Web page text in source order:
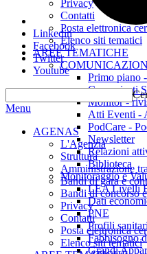
Linkedin
Facebook
Twitter
Youtube
Menu
AGENAS
L'Agenzia
Struttura
Amministrazione
Bandi di gara e
Bandi di concorso
Privacy
Contatti
Posta elettronica
Elenco siti tematici
Privacy
Contatti
Posta elettronica
Elenco siti tematici
AREE TEMATICHE
Primo piano
Comunicati
Monitor -
Atti Eventi -
PodCare -
Newsletter
Relazioni
Biblioteca
Monitoraggio e
LEA Livelli
Dati
PNE
Profili
Fabbisogno
Grandi